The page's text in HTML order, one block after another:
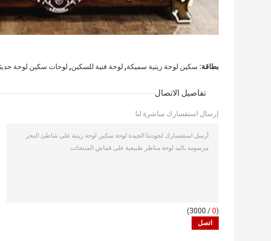
بطاقة: سكين لوحة زيتية سميكة, لوحة فنية للسكين, لوحات سكين لوحة
تفاصيل الاتصال
إرسال استفسارك مباشرة لنا
(
0
/ 3000)